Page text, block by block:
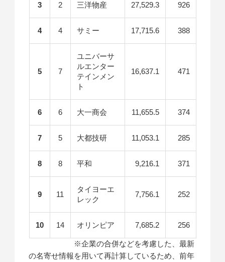
3 2 三洋物産 27,529.3 926
4 4 サミー 17,715.6 388
5 7
ユニバーサ
ルエンター
テインメン
ト
16,637.1 471
6 6 大一商会 11,655.5 374
7 5 大都技研 11,053.1 285
8 8 平和 9,216.1 371
9 11
タイヨーエ
レック
7,756.1 252
10 14 オリンピア 7,685.2 256
※企業の合併などを考慮した、最新
の名寄せ情報を用いて再計算しているため、前年